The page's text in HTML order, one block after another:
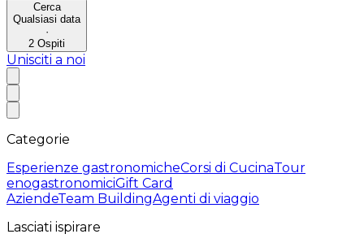
Cerca
Qualsiasi data
·
2 Ospiti
Unisciti a noi
Categorie
Esperienze gastronomicheCorsi di CucinaTour
enogastronomiciGift Card
AziendeTeam BuildingAgenti di viaggio
Lasciati ispirare